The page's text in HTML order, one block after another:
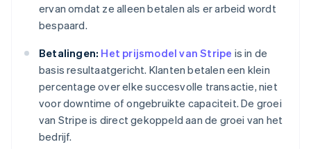
ervan omdat ze alleen betalen als er arbeid wordt
bespaard.
Betalingen: Het prijsmodel van Stripe is in de
basis resultaatgericht. Klanten betalen een klein
percentage over elke succesvolle transactie, niet
voor downtime of ongebruikte capaciteit. De groei
van Stripe is direct gekoppeld aan de groei van het
bedrijf.